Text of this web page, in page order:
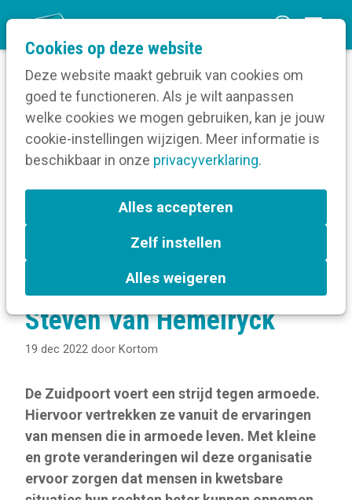
Cookies op deze website
Deze website maakt gebruik van cookies om
goed te functioneren. Als je wilt aanpassen
welke cookies we mogen gebruiken, kan je jouw
cookie-instellingen wijzigen. Meer informatie is
beschikbaar in onze privacyverklaring.
Alles accepteren
Zelf instellen
Alles weigeren
n
m
Home
Verruim je kennis
Digitale communicatie
Artificiële Intelligentie
reiken - Steven Van Hemelryck
Inclusieve communicatie
om kansen aan te reiken -
Steven Van Hemelryck
19 dec 2022 door Kortom
De Zuidpoort voert een strijd tegen armoede.
Hiervoor vertrekken ze vanuit de ervaringen
van mensen die in armoede leven. Met kleine
en grote veranderingen wil deze organisatie
ervoor zorgen dat mensen in kwetsbare